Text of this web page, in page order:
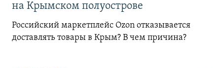
на Крымском полуострове
Российский маркетплейс Ozon отказывается
доставлять товары в Крым? В чем причина?